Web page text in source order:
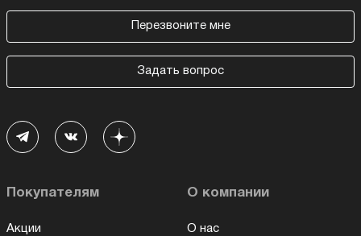
Перезвоните мне
Задать вопрос
Покупателям
Акции
О компании
О нас